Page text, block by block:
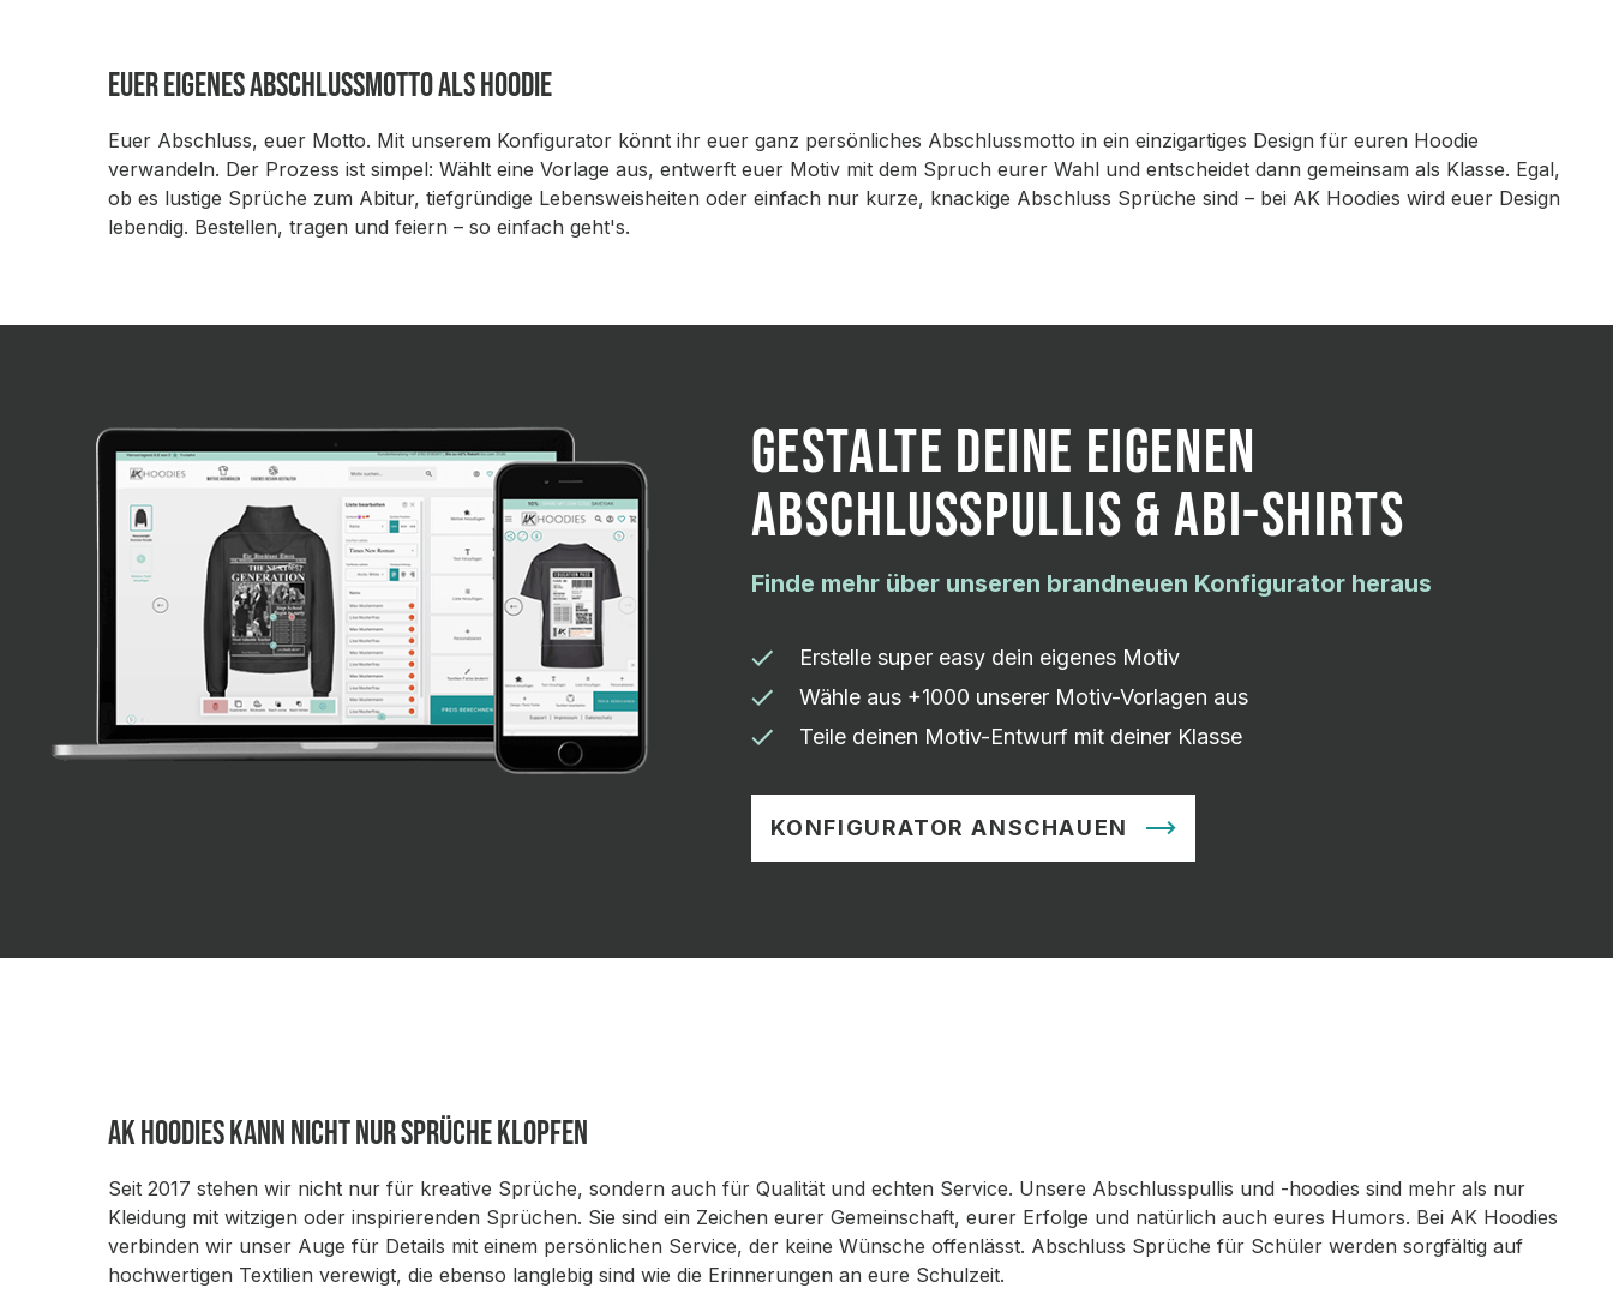
Euer eigenes Abschlussmotto als Hoodie
Euer Abschluss, euer Motto. Mit unserem Konfigurator könnt ihr euer ganz persönliches Abschlussmotto in ein einzigartiges Design für euren Hoodie
verwandeln. Der Prozess ist simpel: Wählt eine Vorlage aus, entwerft euer Motiv mit dem Spruch eurer Wahl und entscheidet dann gemeinsam als Klasse. Egal,
ob es lustige Sprüche zum Abitur, tiefgründige Lebensweisheiten oder einfach nur kurze, knackige Abschluss Sprüche sind – bei AK Hoodies wird euer Design
lebendig. Bestellen, tragen und feiern – so einfach geht's.
GESTALTE DEINE EIGENEN
ABSCHLUSSPULLIS & ABI-SHIRTS
Finde mehr über unseren brandneuen Konfigurator heraus
Erstelle super easy dein eigenes Motiv
Wähle aus +1000 unserer Motiv-Vorlagen aus
Teile deinen Motiv-Entwurf mit deiner Klasse
KONFIGURATOR ANSCHAUEN
AK Hoodies kann nicht nur Sprüche klopfen
Seit 2017 stehen wir nicht nur für kreative Sprüche, sondern auch für Qualität und echten Service. Unsere Abschlusspullis und -hoodies sind mehr als nur
Kleidung mit witzigen oder inspirierenden Sprüchen. Sie sind ein Zeichen eurer Gemeinschaft, eurer Erfolge und natürlich auch eures Humors. Bei AK Hoodies
verbinden wir unser Auge für Details mit einem persönlichen Service, der keine Wünsche offenlässt. Abschluss Sprüche für Schüler werden sorgfältig auf
hochwertigen Textilien verewigt, die ebenso langlebig sind wie die Erinnerungen an eure Schulzeit.